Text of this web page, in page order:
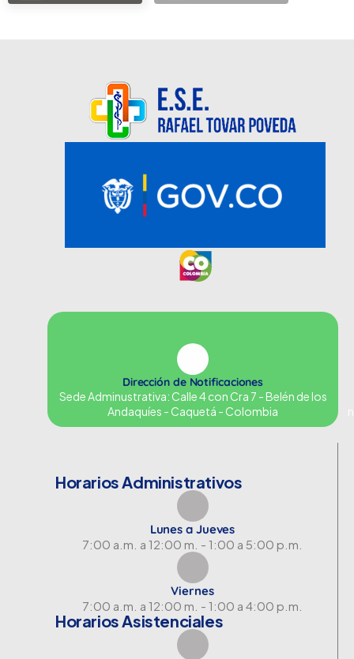
Dirección de Notificaciones
Sede Adminustrativa: Calle 4 con Cra 7 - Belén de los
Andaquíes - Caquetá - Colombia
Horarios Administrativos
Lunes a Jueves
7:00 a.m. a 12:00 m. - 1:00 a 5:00 p.m.
Viernes
7:00 a.m. a 12:00 m. - 1:00 a 4:00 p.m.
Horarios Asistenciales